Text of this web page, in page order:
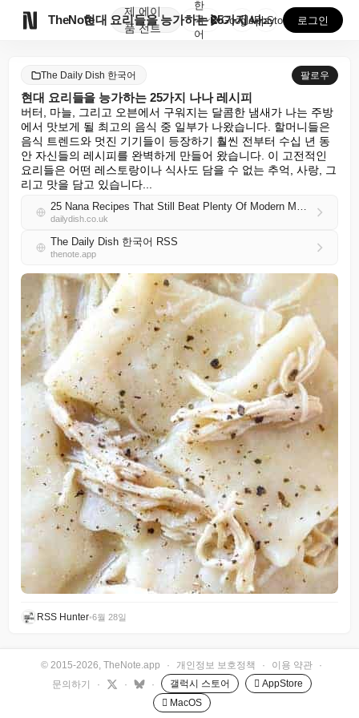
TheNote
제
품
에이
전트
현대 요리들을 능가하는 25가지 나나 레시피
한
국
어
GooglePlay
AppStore 로그인
The Daily Dish 한국어 팔로우
현대 요리들을 능가하는 25가지 나나 레시피
버터, 마늘, 그리고 오븐에서 구워지는 달콤한 냄새가 나는 주방
에서 맛보게 될 최고의 음식 중 일부가 나왔습니다. 할머니들은
음식 트렌드와 멋진 기기들이 등장하기 훨씬 전부터 수십 년 동
안 자신들의 레시피를 완벽하게 만들어 왔습니다. 이 고전적인
요리들은 어떤 레스토랑이나 식사도 담을 수 없는 추억, 사랑, 그
리고 맛을 담고 있습니다...
25 Nana Recipes That Still Beat Plenty Of Modern Meals
dailydish.co.uk
The Daily Dish 한국어 RSS
thenote.app
RSS Hunter•6월 28일
© 2015-2026, TheNote.app · 개인정보 보호정책 · 이용 약관
·
문의하기
· · · 갤럭시 스토어
 AppStore
 MacOS